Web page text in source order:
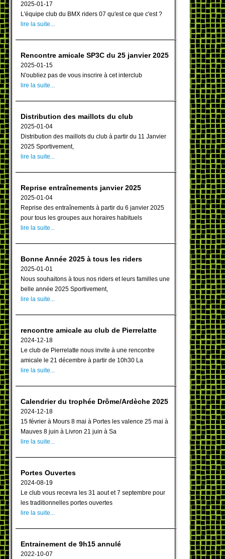
2025-01-17
L'équipe club du BMX riders 07 qu'est ce que c'est ?
lire la suite...
Rencontre amicale SP3C du 25 janvier 2025
2025-01-15
N'oubliez pas de vous inscrire à cet interclub
lire la suite...
Distribution des maillots du club
2025-01-04
Distribution des maillots du club à partir du 11 Janvier
2025 Sportivement,
lire la suite...
Reprise entraînements janvier 2025
2025-01-04
Reprise des entraînements à partir du 6 janvier 2025
pour tous les groupes aux horaires habituels
lire la suite...
Bonne Année 2025 à tous les riders
2025-01-01
Nous souhaitons à tous nos riders et leurs familles une
belle année 2025 Sportivement,
lire la suite...
rencontre amicale au club de Pierrelatte
2024-12-18
Le club de Pierrelatte nous invite à une rencontre
amicale le 21 décembre à partir de 10h30 La
lire la suite...
Calendrier du trophée Drôme/Ardèche 2025
2024-12-18
15 février à Mours 8 mai à Portes les valence 25 mai à
Mauves 8 juin à Livron 21 juin à Sa
lire la suite...
Portes Ouvertes
2024-08-19
Le club vous recevra les 31 aout et 7 septembre pour
les traditionnelles portes ouvertes
lire la suite...
Entrainement de 9h15 annulé
2022-10-07